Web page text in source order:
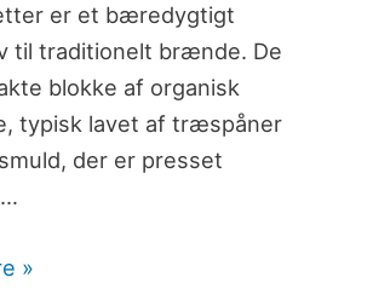
er et bæredygtigt
til traditionelt brænde. De
blokke af organisk
typisk lavet af træspåner
der er presset
»